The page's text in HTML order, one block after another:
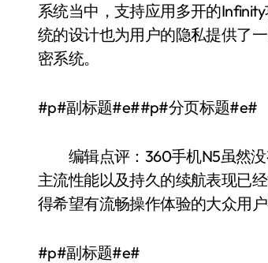
系统当中，支持应用多开的
统的设计也为用户的隐私提供了
密系统。
#p#副标题#e##p#分页标题#e#
编辑点评：360手机N5虽然没
主流性能以及持久的续航表现已
得希望有流畅操作体验的大众用户
#p#副标题#e#